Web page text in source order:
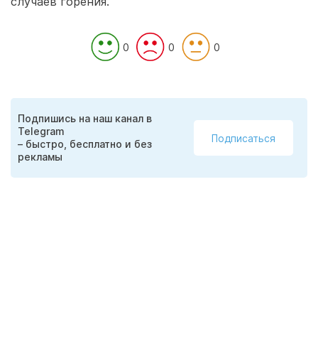
0 0 0
Подпишись на наш канал в
Telegram
– быстро, бесплатно и без
рекламы
Подписаться